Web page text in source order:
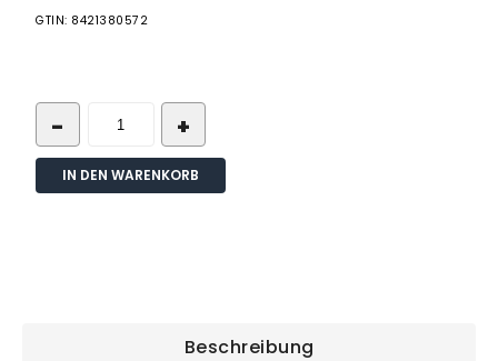
GTIN: 8421380572
IN DEN WARENKORB
Beschreibung